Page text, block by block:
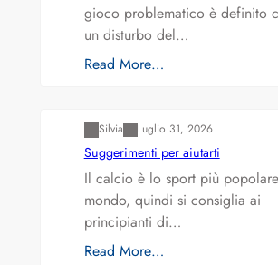
gioco problematico è definito
un disturbo del…
Read More…
Silvia Luglio 31, 2026
Suggerimenti per aiutarti
Il calcio è lo sport più
mondo, quindi si consiglia ai
principianti di…
Read More…